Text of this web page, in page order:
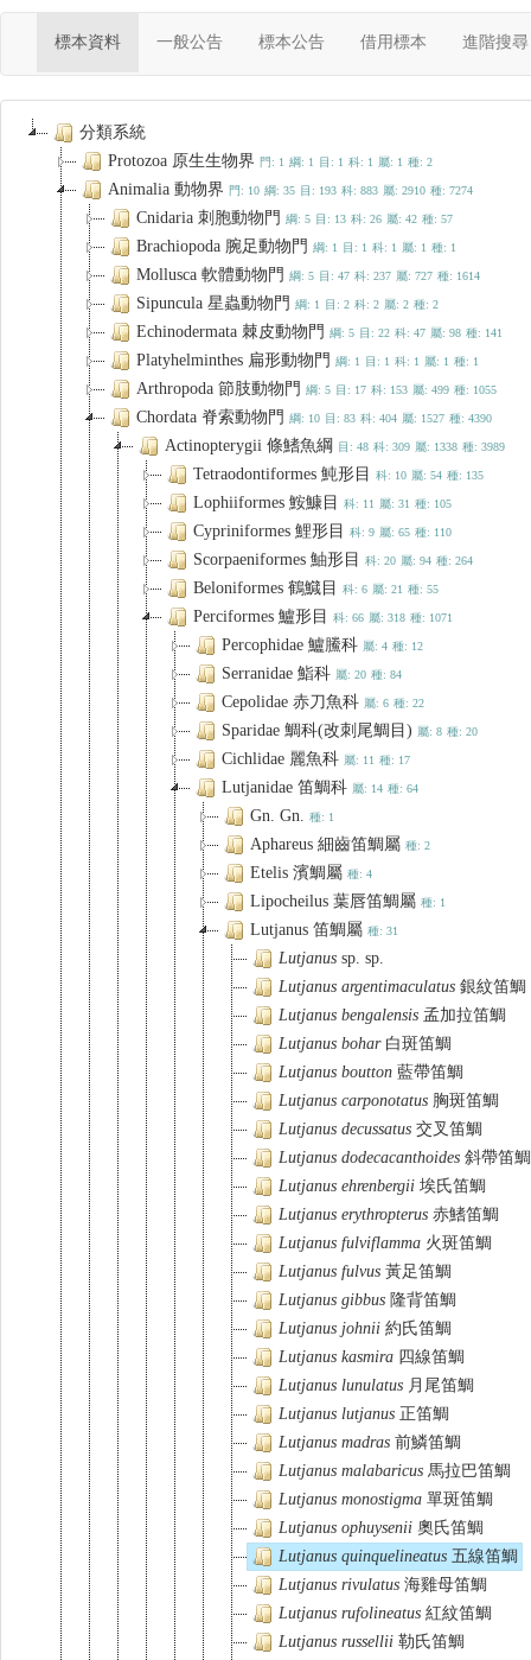
標本資料(current)一般公告 標本公告 借用標本 進階搜尋
分類系統
Protozoa 原生生物界 門: 1 綱: 1 目: 1 科: 1 屬: 1 種: 2
Animalia 動物界 門: 10 綱: 35 目: 193 科: 883 屬: 2910 種: 7274
Cnidaria 刺胞動物門 綱: 5 目: 13 科: 26 屬: 42 種: 57
Brachiopoda 腕足動物門 綱: 1 目: 1 科: 1 屬: 1 種: 1
Mollusca 軟體動物門 綱: 5 目: 47 科: 237 屬: 727 種: 1614
Sipuncula 星蟲動物門 綱: 1 目: 2 科: 2 屬: 2 種: 2
Echinodermata 棘皮動物門 綱: 5 目: 22 科: 47 屬: 98 種: 141
Platyhelminthes 扁形動物門 綱: 1 目: 1 科: 1 屬: 1 種: 1
Arthropoda 節肢動物門 綱: 5 目: 17 科: 153 屬: 499 種: 1055
Chordata 脊索動物門 綱: 10 目: 83 科: 404 屬: 1527 種: 4390
Actinopterygii 條鰭魚綱 目: 48 科: 309 屬: 1338 種: 3989
Tetraodontiformes 魨形目 科: 10 屬: 54 種: 135
Lophiiformes 鮟鱇目 科: 11 屬: 31 種: 105
Cypriniformes 鯉形目 科: 9 屬: 65 種: 110
Scorpaeniformes 鮋形目 科: 20 屬: 94 種: 264
Beloniformes 鶴鱵目 科: 6 屬: 21 種: 55
Perciformes 鱸形目 科: 66 屬: 318 種: 1071
Percophidae 鱸鰧科 屬: 4 種: 12
Serranidae 鮨科 屬: 20 種: 84
Cepolidae 赤刀魚科 屬: 6 種: 22
Sparidae 鯛科(改刺尾鯛目) 屬: 8 種: 20
Cichlidae 麗魚科 屬: 11 種: 17
Lutjanidae 笛鯛科 屬: 14 種: 64
Gn. Gn. 種: 1
Aphareus 細齒笛鯛屬 種: 2
Etelis 濱鯛屬 種: 4
Lipocheilus 葉唇笛鯛屬 種: 1
Lutjanus 笛鯛屬 種: 31
Lutjanus sp. sp.
Lutjanus argentimaculatus 銀紋笛鯛
Lutjanus bengalensis 孟加拉笛鯛
Lutjanus bohar白斑笛鯛
Lutjanus boutton 藍帶笛鯛
Lutjanus carponotatus 胸斑笛鯛
Lutjanus decussatus 交叉笛鯛
Lutjanus dodecacanthoides 斜帶笛鯛
Lutjanus ehrenbergii 埃氏笛鯛
Lutjanus erythropterus 赤鰭笛鯛
Lutjanus fulviflamma 火斑笛鯛
Lutjanus fulvus 黃足笛鯛
Lutjanus gibbus 隆背笛鯛
Lutjanus johnii 約氏笛鯛
Lutjanus kasmira 四線笛鯛
Lutjanus lunulatus 月尾笛鯛
Lutjanus lutjanus 正笛鯛
Lutjanus madras 前鱗笛鯛
Lutjanus malabaricus 馬拉巴笛鯛
Lutjanus monostigma 單斑笛鯛
Lutjanus ophuysenii 奧氏笛鯛
Lutjanus quinquelineatus 五線笛鯛
Lutjanus rivulatus 海雞母笛鯛
Lutjanus rufolineatus 紅紋笛鯛
Lutjanus russellii 勒氏笛鯛